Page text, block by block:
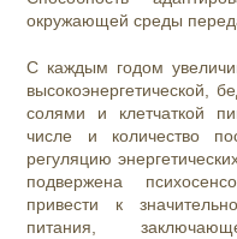
окружающей среды
С каждым годом
высокоэнергетической,
солями и клетчаткой
числе и количество
регуляцию
подвержена
привести к
питания,